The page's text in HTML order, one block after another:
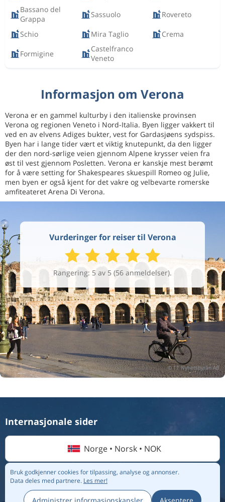
Bassano del
Grappa
Sassuolo Rovereto
Schio Mira Taglio Crema
Formigine
Castelfranco
Veneto
Informasjon om Verona
Verona er en gammel kulturby i den italienske provinsen
Verona og regionen Veneto i Nord-Italia. Byen ligger vakkert til
ved en av elvens Adiges bukter, vest for Gardasjøens sydspiss.
Byen har i lange tider vært et viktig knutepunkt, da den ligger
der den nord-sørlige veien gjennom Alpene krysser veien fra
øst til vest gjennom Posletten. Verona er kanskje mest berømt
for å være setting for Shakespeares skuespill Romeo og Julie,
men byen er også kjent for det vakre og velbevarte romerske
amfiteateret Arena Di Verona.
Vurderinger for reiser til Verona
Rangering: 5 av 5 (56 anmeldelser).
Bruk godkjenner cookies for tilpassing, analyse og annonser.
Data deles med partnere. Les mer!
Administrer informasjonskapsler Akseptere
Internasjonale sider
Norge • Norsk • NOK
© 2026 Flightmate AB |Destinasjoner
Om oss
Personvernregler